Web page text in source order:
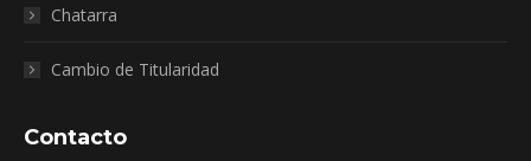
Chatarra
Cambio de Titularidad
Contacto